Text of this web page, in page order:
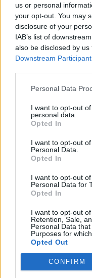
us or personal
your opt-out. You may
disclosure of your
IAB’s list of
also be disclosed by
Downstream
Personal Data
I want to opt-out
personal data.
Opted In
I want to opt-out
Personal Data.
Opted In
I want to opt-out
Personal Data for
Opted In
I want to opt-out
Retention, Sale,
Personal Data
Purposes for
Opted Out
CONFIRM
ΙΧΘΥΕΣ ♓
Με την Αφροδίτη
τον ανθρώπινο
κατατρεγμένους,
Ακολουθήστε το
μάθετε πρώτοιόλες
ΖΩΔΙΑ
ΗΜΕΡΗΣΙΕΣ
ΚΑΘΗΜΕΡΙΝΕΣ
ΑΣΤΡΟΛΟΓΙΚΕΣ
ΩΡΟΣΚΟΠΟΣ
ASTRODAILY